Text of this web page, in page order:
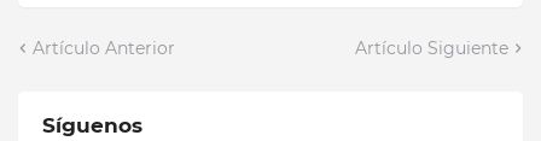
Artículo Anterior Artículo Siguiente
Síguenos